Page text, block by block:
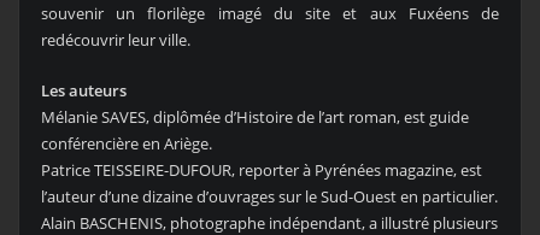
souvenir un florilège imagé du site et aux Fuxéens de
redécouvrir leur ville.
Les auteurs
Mélanie SAVES, diplômée d’Histoire de l’art roman, est guide
conférencière en Ariège.
Patrice TEISSEIRE-DUFOUR, reporter à Pyrénées magazine, est
l’auteur d’une dizaine d’ouvrages sur le Sud-Ouest en particulier.
Alain BASCHENIS, photographe indépendant, a illustré plusieurs